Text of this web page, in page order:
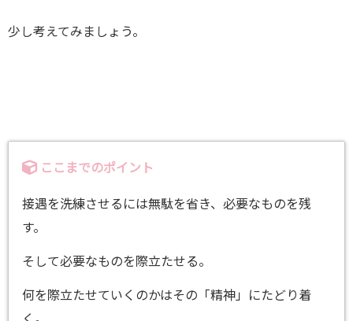
少し考えてみましょう。
ここまでのポイント
接遇を洗練させるには無駄を省き、必要なものを残
す。
そして必要なものを際立たせる。
何を際立たせていくのかはその「精神」にたどり着